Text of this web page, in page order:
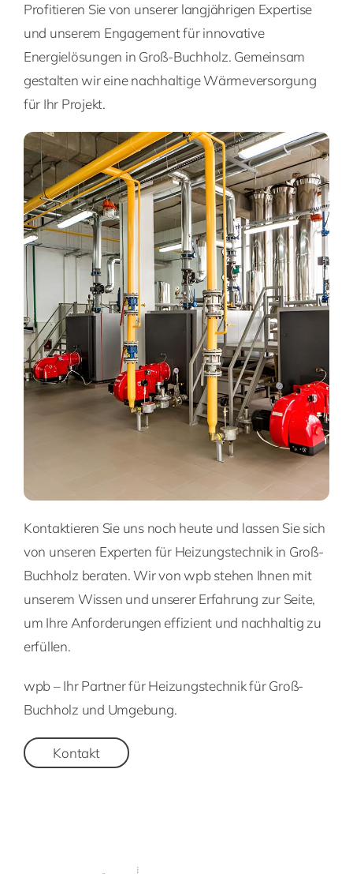
Profitieren Sie von unserer langjährigen Expertise
und unserem Engagement für innovative
Energielösungen in Groß-Buchholz. Gemeinsam
gestalten wir eine nachhaltige Wärmeversorgung
für Ihr Projekt.
Kontaktieren Sie uns noch heute und lassen Sie sich
von unseren Experten für Heizungstechnik in Groß-
Buchholz beraten. Wir von wpb stehen Ihnen mit
unserem Wissen und unserer Erfahrung zur Seite,
um Ihre Anforderungen effizient und nachhaltig zu
erfüllen.
wpb – Ihr Partner für Heizungstechnik für Groß-
Buchholz und Umgebung.
Kontakt